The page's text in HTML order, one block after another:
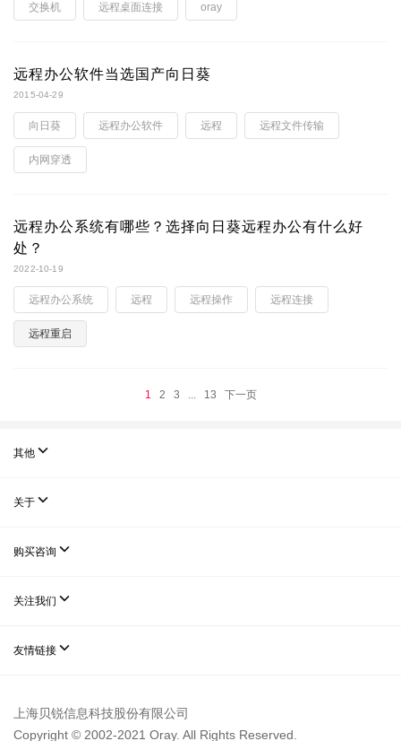
交换机 远程桌面连接 oray
远程办公软件当选国产向日葵
2015-04-29
向日葵 远程办公软件 远程 远程文件传输
内网穿透
远程办公系统有哪些？选择向日葵远程办公有什么好
处？
2022-10-19
远程办公系统 远程 远程操作 远程连接
远程重启
1 2 3 ... 13 下一页
其他 
关于 
购买咨询 
关注我们 
友情链接 
上海贝锐信息科技股份有限公司
Copyright © 2002-2021 Oray. All Rights Reserved.